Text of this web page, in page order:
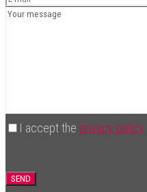
I accept the privacy policy